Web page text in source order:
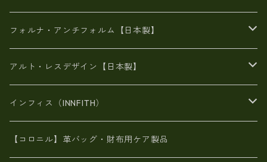
メタリック
スエード
メタリック
６号蝋引き帆布
豊岡製品
エナメルクロコ
がま口
斜め掛け
二つ折り財布
がま口財布
スペインレザー
長財布
スペインレザー
佐賀牛革
L字ファスナー財布
スペインレザー
ポーチ
フォルナ・アンチフォルム【日本製】
BAG
財布・小物
アルト・レスデザイン【日本製】
BAG
財布・小物
インフィス（INNFITH）
BAG
【コロニル】革バッグ・財布用ケア製品